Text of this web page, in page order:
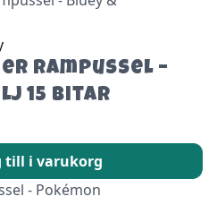
Rampussel –
15 bitar
till i varukorg